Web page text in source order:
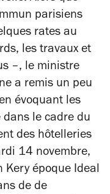
parisiens
rates au
les travaux et
–, le ministre
a remis un peu
évoquant les
dans le cadre du
des hôtelleries
14 novembre,
Kery époque Ideal
de de